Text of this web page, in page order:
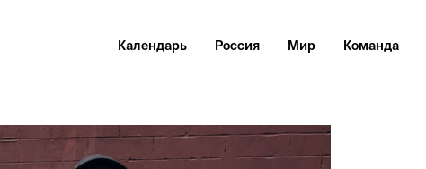
Календарь Россия Мир Команда